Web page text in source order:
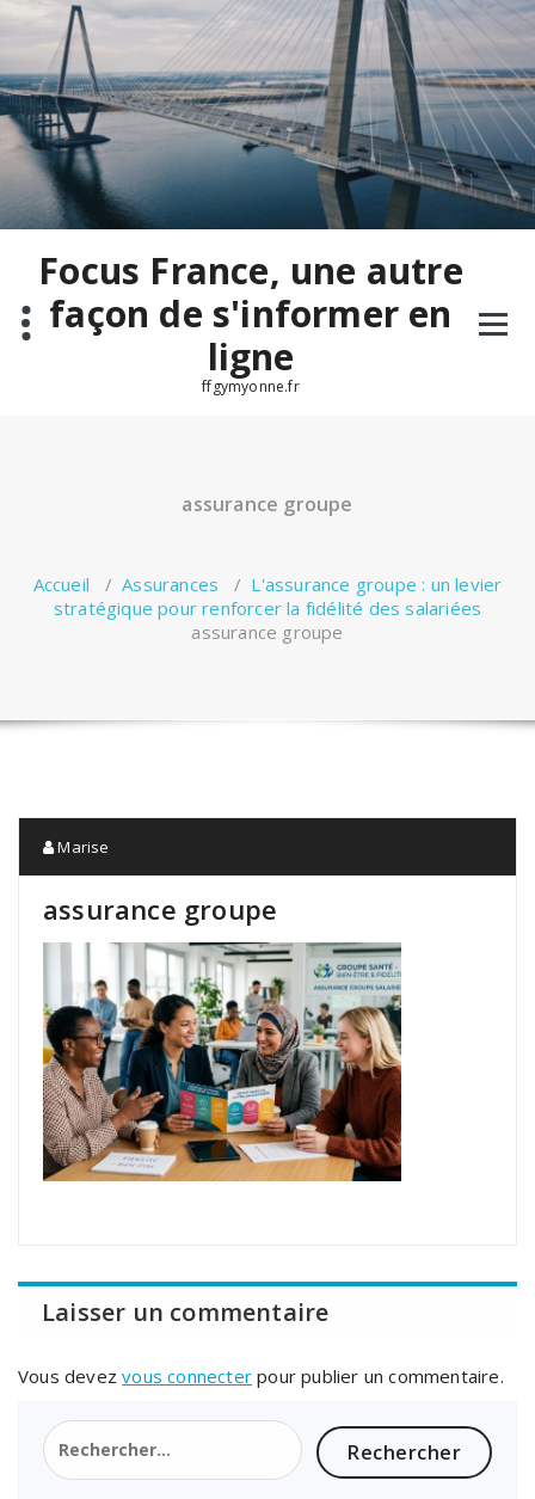
contenu
Focus France, une autre
façon de s'informer en
ligne
ffgymyonne.fr
assurance groupe
Accueil /Assurances / L'assurance groupe : un levier
stratégique pour renforcer la fidélité des salariées
assurance groupe
Marise
assurance groupe
Laisser un commentaire
Vous devezvous connecter pour publier un commentaire.
Rechercher :